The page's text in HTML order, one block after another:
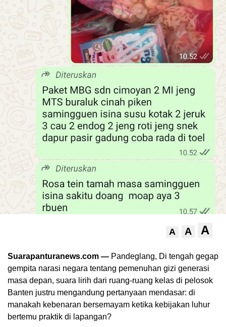
A A A
Suarapanturanews.com — Pandeglang, Di tengah gegap
gempita narasi negara tentang pemenuhan gizi generasi
masa depan, suara lirih dari ruang-ruang kelas di pelosok
Banten justru mengandung pertanyaan mendasar: di
manakah kebenaran bersemayam ketika kebijakan luhur
bertemu praktik di lapangan?